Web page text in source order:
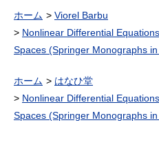
ホーム
Viorel Barbu
Nonlinear Differential
Spaces (Springer Monographs
ホーム
はなひ堂
Nonlinear Differential
Spaces (Springer Monographs